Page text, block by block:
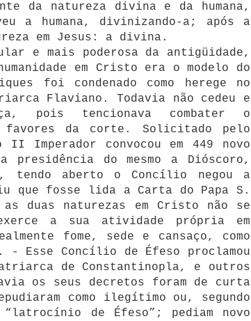
da natureza divina e da humana,
a humana, divinizando-a; após a
em Jesus: a divina.
e mais poderosa da antigüidade,
em Cristo era o modelo do
foi condenado como herege no
Flaviano. Todavia não cedeu e
pois tencionava combater o
favores da corte. Solicitado pelo
Imperador convocou em 449 novo
presidência do mesmo a Dióscoro,
tendo aberto o Concílio negou a
que fosse lida a Carta do Papa S.
duas naturezas em Cristo não se
a sua atividade própria em
fome, sede e cansaço, como
- Esse Concílio de Éfeso proclamou
de Constantinopla, e outros
os seus decretos foram de curta
como ilegítimo ou, segundo
“latrocínio de Éfeso”; pediam novo